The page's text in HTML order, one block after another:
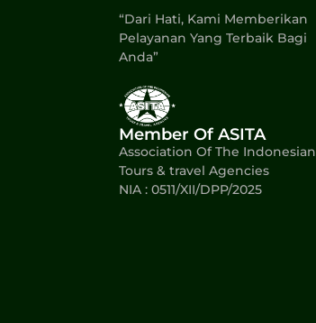
“Dari Hati, Kami Memberikan
Pelayanan Yang Terbaik Bagi
Anda”
Member Of ASITA
Association Of The Indonesian
Tours & travel Agencies
NIA : 0511/XII/DPP/2025